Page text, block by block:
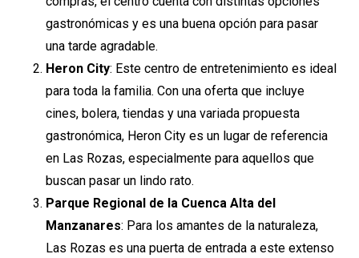
gastronómicas y es una buena opción para pasar
una tarde agradable.
Heron City: Este centro de entretenimiento es ideal
para toda la familia. Con una oferta que incluye
cines, bolera, tiendas y una variada propuesta
gastronómica, Heron City es un lugar de referencia
en Las Rozas, especialmente para aquellos que
buscan pasar un lindo rato.
Parque Regional de la Cuenca Alta del
Manzanares: Para los amantes de la naturaleza,
Las Rozas es una puerta de entrada a este extenso